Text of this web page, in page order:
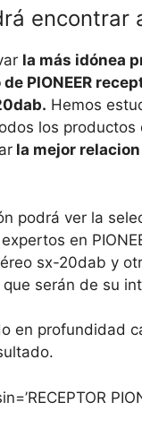
encontrar
la más idónea
PIONEER
Hemos
los productos
la mejor
podrá ver la
en
sx-20dab y
serán de su
en profundidad